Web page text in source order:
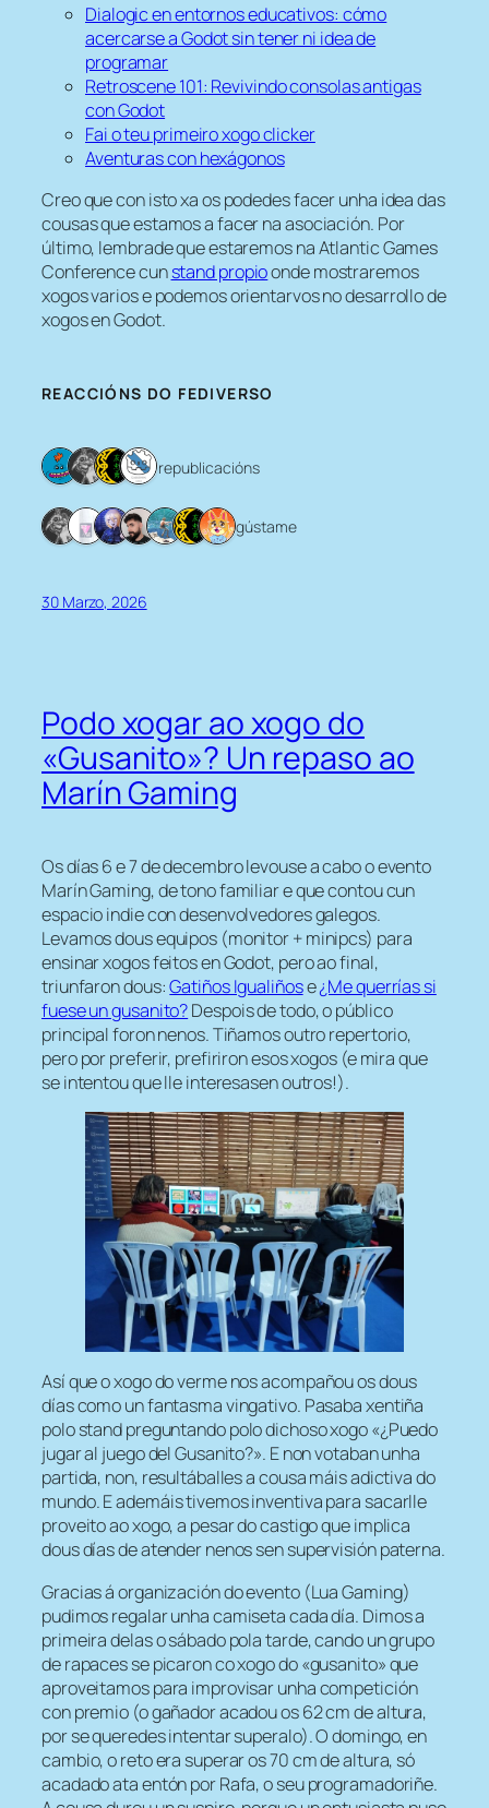
Dialogic en entornos educativos: cómo
acercarse a Godot sin tener ni idea de
programar
Retroscene 101: Revivindo consolas antigas
con Godot
Fai o teu primeiro xogo clicker
Aventuras con hexágonos
Creo que con isto xa os podedes facer unha idea das
cousas que estamos a facer na asociación. Por
último, lembrade que estaremos na Atlantic Games
Conference cunstand propioonde mostraremos
xogos varios e podemos orientarvos no desarrollo de
xogos en Godot.
REACCIÓNS DO FEDIVERSO
4 republicacións
7 gústame
30 Marzo, 2026
Podo xogar ao xogo do
«Gusanito»? Un repaso ao
Marín Gaming
Os días 6 e 7 de decembro levouse a cabo o evento
Marín Gaming, de tono familiar e que contou cun
espacio indie con desenvolvedores galegos.
Levamos dous equipos (monitor + minipcs) para
ensinar xogos feitos en Godot, pero ao final,
triunfaron dous:Gatiños Igualiñose¿Me querrías si
fuese un gusanito?Despois de todo, o público
principal foron nenos. Tiñamos outro repertorio,
pero por preferir, prefiriron esos xogos (e mira que
se intentou que lle interesasen outros!).
Así que o xogo do verme nos acompañou os dous
días como un fantasma vingativo. Pasaba xentiña
polostandpreguntando polo dichoso xogo «¿Puedo
jugar al juego del Gusanito?». E non votaban unha
partida, non, resultáballes a cousa máis adictiva do
mundo. E ademáis tivemos inventiva para sacarlle
proveito ao xogo, a pesar do castigo que implica
dous días de atender nenos sen supervisión paterna.
Gracias á organización do evento (Lua Gaming)
pudimos regalar unha camiseta cada día. Dimos a
primeira delas o sábado pola tarde, cando un grupo
de rapaces se picaron co xogo do «gusanito» que
aproveitamos para improvisar unha competición
con premio (o gañador acadou os 62 cm de altura,
por se queredes intentar superalo). O domingo, en
cambio, o reto era superar os 70 cm de altura, só
acadado ata entón por Rafa, o seu programadoriñe.